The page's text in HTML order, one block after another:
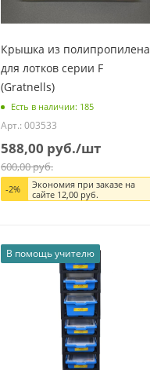
Крышка из полипропилена
для лотков серии F
(Gratnells)
Есть в наличии: 185
Арт.: 003533
588,00 руб./шт
600,00руб.
-2%
Экономия при заказе на
сайте 12,00 руб.
В помощь учителю